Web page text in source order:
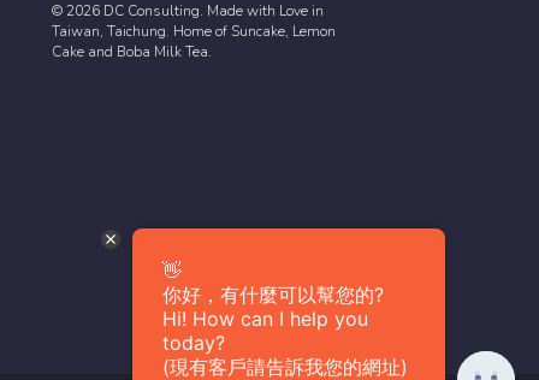
© 2026 DC Consulting. Made with Love in
Taiwan, Taichung. Home of Suncake, Lemon
Cake and Boba Milk Tea.
👋
你好，有什麼可以幫您的?
Hi! How can I help you
today?
(現有客戶請告訴我您的網址)